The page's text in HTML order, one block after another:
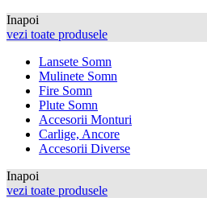
Inapoi
vezi toate produsele
Lansete Somn
Mulinete Somn
Fire Somn
Plute Somn
Accesorii Monturi
Carlige, Ancore
Accesorii Diverse
Inapoi
vezi toate produsele